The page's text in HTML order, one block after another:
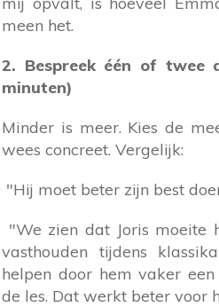
meen het.
2. Bespreek één of twee
minuten)
Minder is meer. Kies de
wees concreet. Vergelijk:
"Hij moet beter zijn best
"We zien dat Joris moeite
vasthouden tijdens
helpen door hem vaker
de les. Dat werkt beter voor